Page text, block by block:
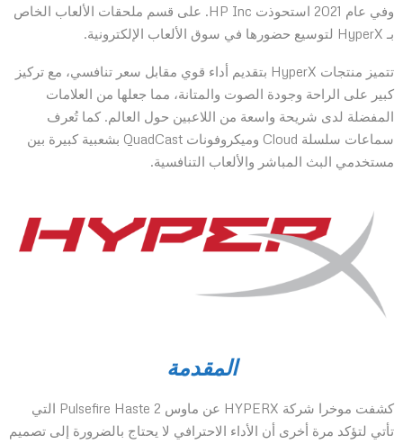
وفي عام 2021 استحوذت HP Inc. على قسم ملحقات الألعاب الخاص
بـ HyperX لتوسيع حضورها في سوق الألعاب الإلكترونية.
تتميز منتجات HyperX بتقديم أداء قوي مقابل سعر تنافسي، مع تركيز
كبير على الراحة وجودة الصوت والمتانة، مما جعلها من العلامات
المفضلة لدى شريحة واسعة من اللاعبين حول العالم. كما تُعرف
سماعات سلسلة Cloud وميكروفونات QuadCast بشعبية كبيرة بين
مستخدمي البث المباشر والألعاب التنافسية.
المقدمة
كشفت موخرا شركة HYPERX عن ماوس Pulsefire Haste 2 التي
تأتي لتؤكد مرة أخرى أن الأداء الاحترافي لا يحتاج بالضرورة إلى تصميم